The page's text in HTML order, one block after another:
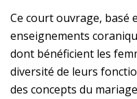
Ce court ouvrage, basé
enseignements
dont bénéficient les
diversité de leurs
des concepts du